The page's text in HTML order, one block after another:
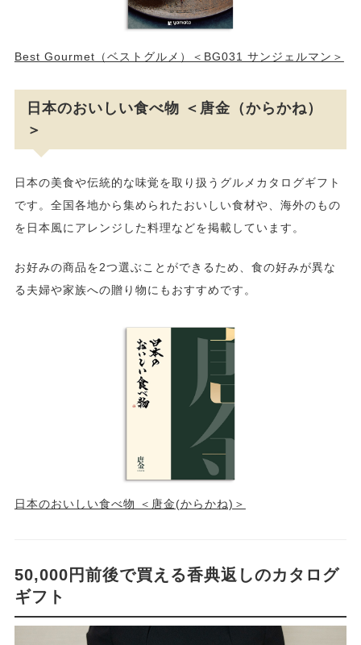
Best Gourmet（ベストグルメ）＜BG031 サンジェルマン＞
日本のおいしい食べ物 ＜唐金（からかね）
＞
日本の美食や伝統的な味覚を取り扱うグルメカタログギフト
です。全国各地から集められたおいしい食材や、海外のもの
を日本風にアレンジした料理などを掲載しています​​​。
お好みの商品を2つ選ぶことができるため、食の好みが異な
る夫婦や家族への贈り物にもおすすめです。
日本のおいしい食べ物 ＜唐金(からかね)＞
50,000円前後で買える香典返しのカタログ
ギフト